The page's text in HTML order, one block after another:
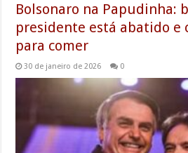
Bolsonaro na Papudinha:
presidente está abatido e
para comer
30 de janeiro de 2026 0